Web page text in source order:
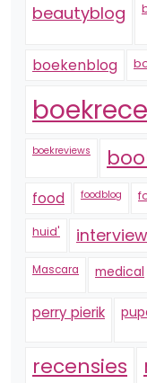
beautyblog
boekenblog
boekreviews
food foodblog
huid' interview
Mascara medical
perry pierik
recensies